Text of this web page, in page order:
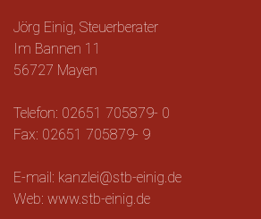
Jörg Einig, Steuerberater
Im Bannen 11
56727 Mayen
Telefon: 02651 705879- 0
Fax: 02651 705879- 9
E-mail: kanzlei@stb-einig.de
Web: www.stb-einig.de